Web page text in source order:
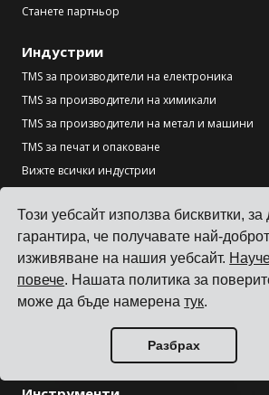
Този уебсайт използва бисквитки, за
гарантира, че получавате най-
изживяване на нашия уебсайт.
повече. Нашата политика за
може да бъде намеренатук.
Разбрах
Станете партньор
Индустрии
TMS за производители на електроника
TMS за производители на химикали
TMS за производители на метал и машини
TMS за печат и опаковане
Вижте всички индустрии
Ресурси
Блог
Референции
Интеграции с превозвачи
ERP интеграции
Информация за превозвачи